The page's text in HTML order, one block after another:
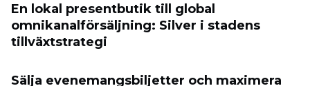
En lokal presentbutik till global
omnikanalförsäljning: Silver i stadens
tillväxtstrategi
Sälja evenemangsbiljetter och maximera